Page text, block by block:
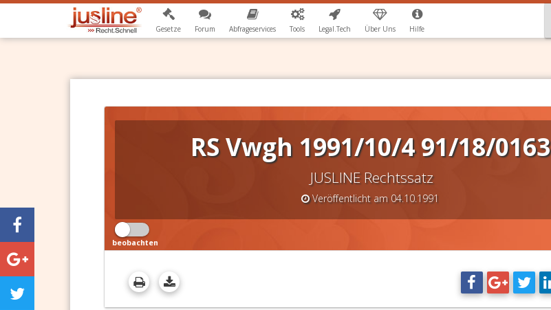
Gesetze Forum Abfrageservices Tools Legal.Tech Über Uns Hilfe
RS Vwgh 1991/10/4 91/18/0163
JUSLINE Rechtssatz
Veröffentlicht am 04.10.1991
beobachten